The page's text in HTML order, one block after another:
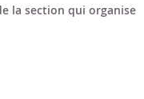
la section qui organise